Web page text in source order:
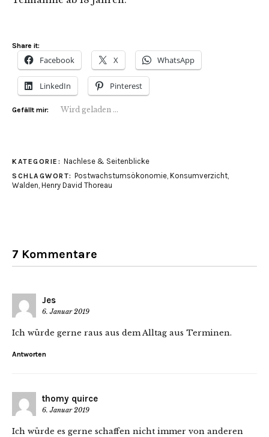
Share it:
Facebook X WhatsApp
LinkedIn Pinterest
Gefällt mir: Wird geladen …
KATEGORIE: Nachlese & Seitenblicke
SCHLAGWORT: Postwachstumsökonomie Konsumverzicht
Walden Henry David Thoreau
7 Kommentare
Jes
6. Januar 2019
Ich würde gerne raus aus dem Alltag aus Terminen.
Antworten
thomy quirce
6. Januar 2019
Ich würde es gerne schaffen nicht immer von anderen